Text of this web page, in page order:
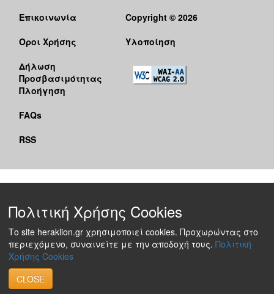
Επικοινωνία
Όροι Χρήσης
Δήλωση
Προσβασιμότητας
Πλοήγηση
FAQs
RSS
Copyright © 2026
Υλοποίηση
Πολιτική Χρήσης Cookies
Το site heraklion.gr χρησιμοποιεί cookies. Προχωρώντας στο
περιεχόμενο, συναινείτε με την αποδοχή τους. Πολιτική
Χρήσης Cookies
CLOSE